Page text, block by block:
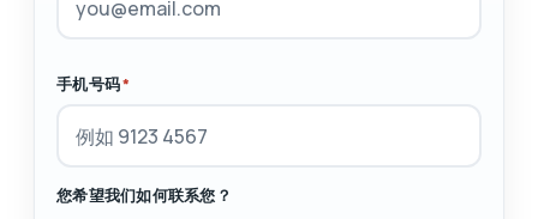
手机号码*
您希望我们如何联系您？